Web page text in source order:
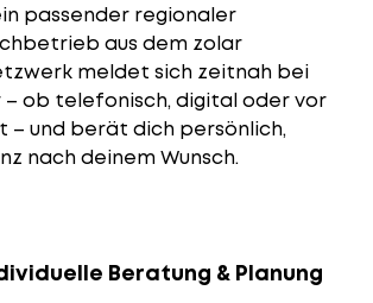
passender regionaler
aus dem zolar
meldet sich zeitnah bei
– ob telefonisch, digital oder vor
– und berät dich persönlich,
nach deinem Wunsch.
Beratung & Planung